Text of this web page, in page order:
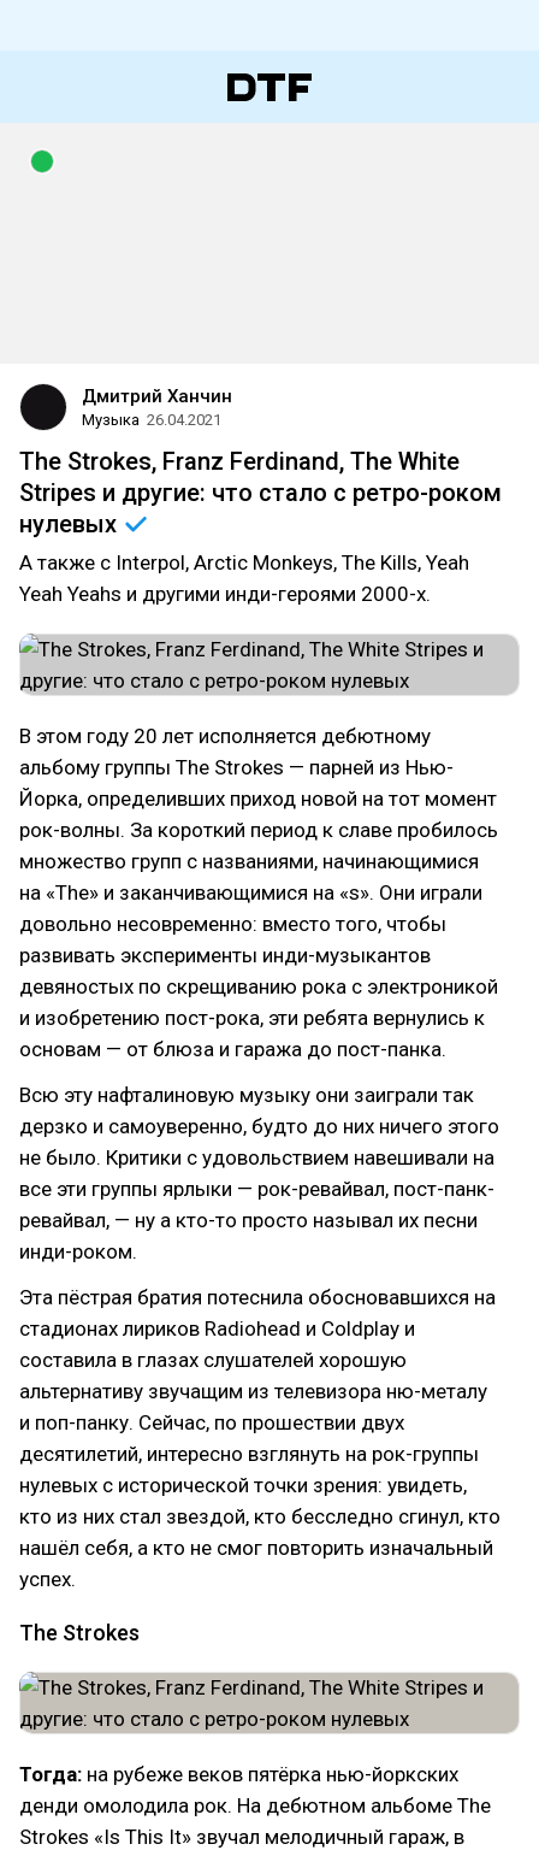
Дмитрий Ханчин
Музыка 26.04.2021
The Strokes, Franz Ferdinand, The White
Stripes и другие: что стало с ретро-роком
нулевых
А также с Interpol, Arctic Monkeys, The Kills, Yeah
Yeah Yeahs и другими инди-героями 2000-х.
В этом году 20 лет исполняется дебютному
альбому группы The Strokes — парней из Нью-
Йорка, определивших приход новой на тот момент
рок-волны. За короткий период к славе пробилось
множество групп с названиями, начинающимися
на «The» и заканчивающимися на «s». Они играли
довольно несовременно: вместо того, чтобы
развивать эксперименты инди-музыкантов
девяностых по скрещиванию рока с электроникой
и изобретению пост-рока, эти ребята вернулись к
основам — от блюза и гаража до пост-панка.
Всю эту нафталиновую музыку они заиграли так
дерзко и самоуверенно, будто до них ничего этого
не было. Критики с удовольствием навешивали на
все эти группы ярлыки — рок-ревайвал, пост-панк-
ревайвал, — ну а кто-то просто называл их песни
инди-роком.
Эта пёстрая братия потеснила обосновавшихся на
стадионах лириков Radiohead и Coldplay и
составила в глазах слушателей хорошую
альтернативу звучащим из телевизора ню-металу
и поп-панку. Сейчас, по прошествии двух
десятилетий, интересно взглянуть на рок-группы
нулевых с исторической точки зрения: увидеть,
кто из них стал звездой, кто бесследно сгинул, кто
нашёл себя, а кто не смог повторить изначальный
успех.
The Strokes
Тогда: на рубеже веков пятёрка нью-йоркских
денди омолодила рок. На дебютном альбоме The
Strokes «Is This It» звучал мелодичный гараж, в